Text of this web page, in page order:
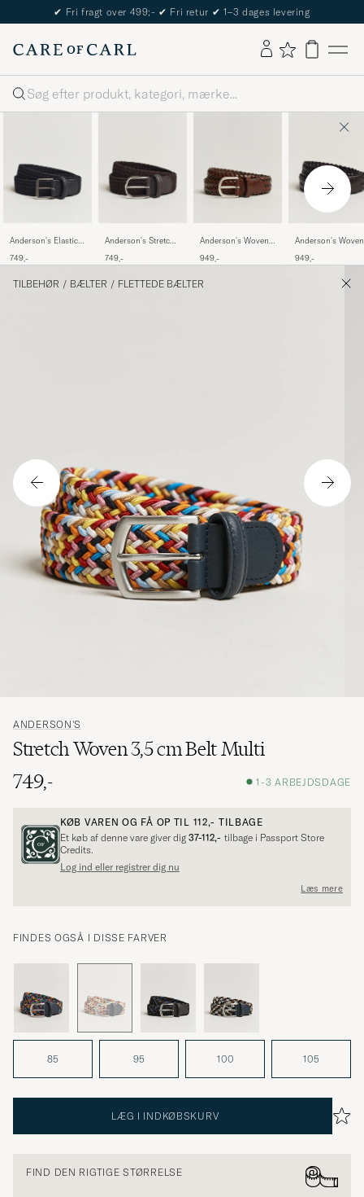
The Care of Carl Passport
Søg
Anderson's Elastic
Navy
749,-
Anderson's Stretch
Brown
749,-
Anderson's Woven
Cognac
949,-
Anderson's Woven
Dark Brown
949,-
TILBEHØR / BÆLTER / FLETTEDE BÆLTER
ANDERSON'S
Stretch Woven 3,5 cm Belt Multi
749,-
1-3 ARBEJDSDAGE
KØB VAREN OG FÅ OP TIL 112,- TILBAGE
Et køb af denne vare giver dig 37-112,- tilbage i Passport Store
Credits.
Log ind eller registrer dig nu
Læs mere
FINDES OGSÅ I DISSE FARVER
85 95 100 105
LÆG I INDKØBSKURV
FIND DEN RIGTIGE STØRRELSE